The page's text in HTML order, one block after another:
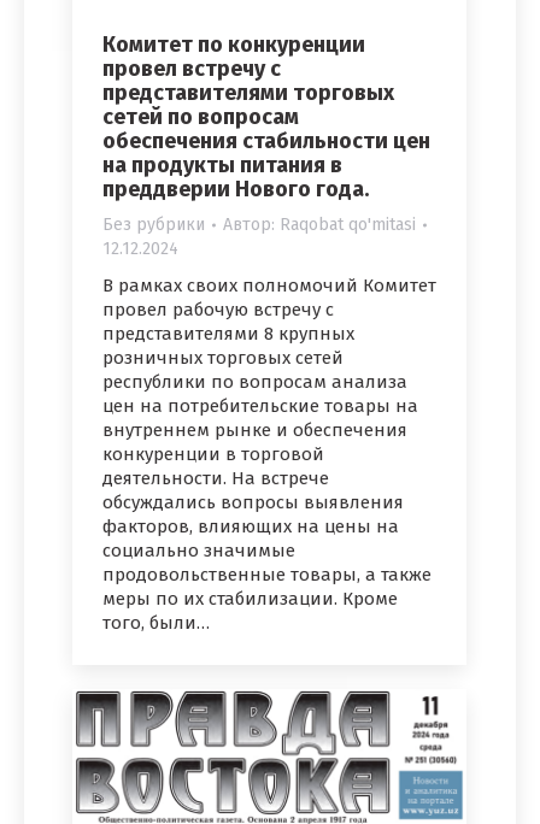
Комитет по конкуренции
провел встречу с
представителями торговых
сетей по вопросам
обеспечения стабильности цен
на продукты питания в
преддверии Нового года.
Без рубрики Автор: Raqobat qo'mitasi
12.12.2024
В рамках своих полномочий Комитет
провел рабочую встречу с
представителями 8 крупных
розничных торговых сетей
республики по вопросам анализа
цен на потребительские товары на
внутреннем рынке и обеспечения
конкуренции в торговой
деятельности. На встрече
обсуждались вопросы выявления
факторов, влияющих на цены на
социально значимые
продовольственные товары, а также
меры по их стабилизации. Кроме
того, были…